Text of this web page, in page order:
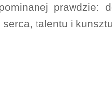
prawdzie:
serca, talentu i